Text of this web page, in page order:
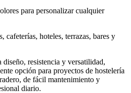
para personalizar cualquier
cafeterías, hoteles, terrazas, bares y
diseño, resistencia y versatilidad,
opción para proyectos de hostelería
de fácil mantenimiento y
diario.